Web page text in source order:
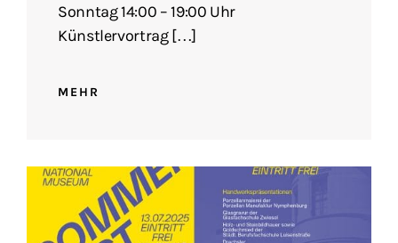
Sonntag 14:00 – 19:00 Uhr
Künstlervortrag […]
MEHR